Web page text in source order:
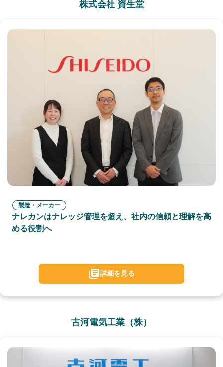
株式会社 資生堂
製造・メーカー
ナレカンはナレッジ管理を超え、社内の信頼と理解を高
める役割へ
詳細を見る
古河電気工業（株）